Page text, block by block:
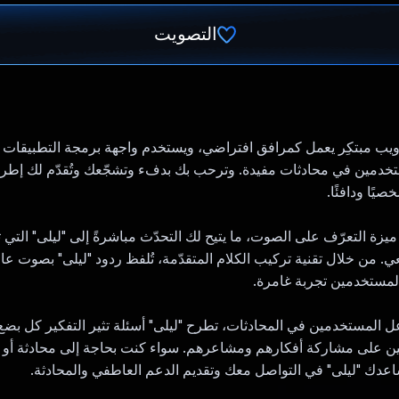
التصويت
في محادثات مفيدة. وترحب بك بدفء وتشجّعك وتُقدّم لك
ودافئًا.
التعرّف على الصوت، ما يتيح لك التحدّث مباشرةً إلى "ليلى" التي
من خلال تقنية تركيب الكلام المتقدّمة، تُلفظ ردود "ليلى" بصوت
تجربة غامرة.
المستخدمين في المحادثات، تطرح "ليلى" أسئلة تثير التفكير كل
على مشاركة أفكارهم ومشاعرهم. سواء كنت بحاجة إلى محادثة أو
"ليلى" في التواصل معك وتقديم الدعم العاطفي والمحادثة.